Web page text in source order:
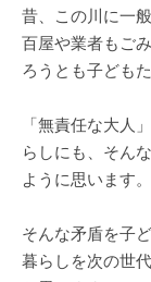
昔、この川に一
百屋や業者もご
ろうとも子ども
「無責任な大人
らしにも、そん
ように思います。
そんな矛盾を子
暮らしを次の世